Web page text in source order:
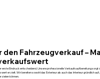
Fahrzeugverkauf –
erste Eindruck entscheidend. Unsere professionelle Verkaufsaufbereitung sorgt
erzielt. Wir bereiten sowohl das Exterieur als auch das Interieur gründlich
können.